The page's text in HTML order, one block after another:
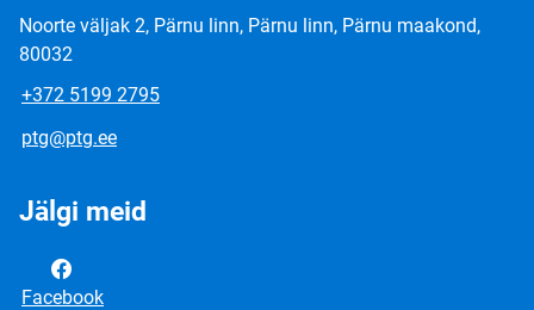
Noorte väljak 2, Pärnu linn, Pärnu linn, Pärnu maakond,
80032
+372 5199 2795
ptg@ptg.ee
Jälgi meid
Facebook